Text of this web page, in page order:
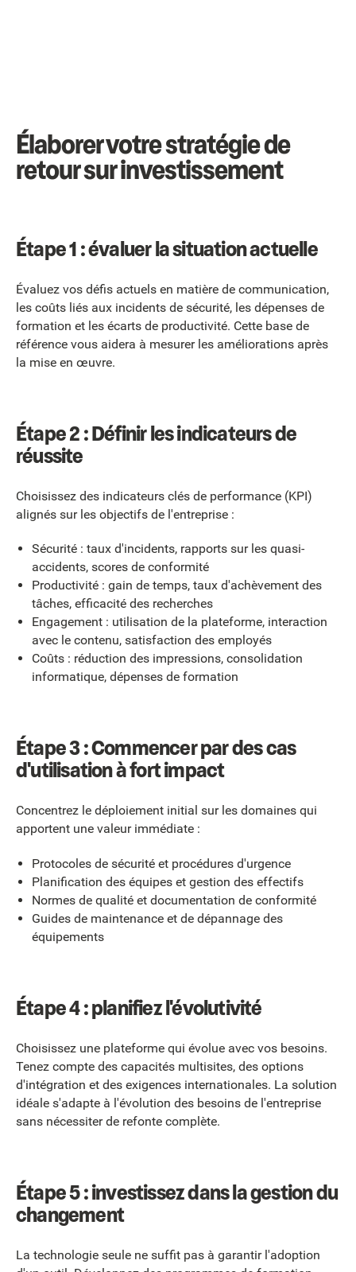
Élaborer votre stratégie de
retour sur investissement
Étape 1 : évaluer la situation actuelle
Évaluez vos défis actuels en matière de communication,
les coûts liés aux incidents de sécurité, les dépenses de
formation et les écarts de productivité. Cette base de
référence vous aidera à mesurer les améliorations après
la mise en œuvre.
Étape 2 : Définir les indicateurs de
réussite
Choisissez des indicateurs clés de performance (KPI)
alignés sur les objectifs de l'entreprise :
Sécurité : taux d'incidents, rapports sur les quasi-
accidents, scores de conformité
Productivité : gain de temps, taux d'achèvement des
tâches, efficacité des recherches
Engagement : utilisation de la plateforme, interaction
avec le contenu, satisfaction des employés
Coûts : réduction des impressions, consolidation
informatique, dépenses de formation
Étape 3 : Commencer par des cas
d'utilisation à fort impact
Concentrez le déploiement initial sur les domaines qui
apportent une valeur immédiate :
Protocoles de sécurité et procédures d'urgence
Planification des équipes et gestion des effectifs
Normes de qualité et documentation de conformité
Guides de maintenance et de dépannage des
équipements
Étape 4 : planifiez l'évolutivité
Choisissez une plateforme qui évolue avec vos besoins.
Tenez compte des capacités multisites, des options
d'intégration et des exigences internationales. La solution
idéale s'adapte à l'évolution des besoins de l'entreprise
sans nécessiter de refonte complète.
Étape 5 : investissez dans la gestion du
changement
La technologie seule ne suffit pas à garantir l'adoption